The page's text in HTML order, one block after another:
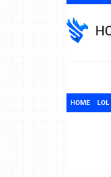
to
content
HOME LOL